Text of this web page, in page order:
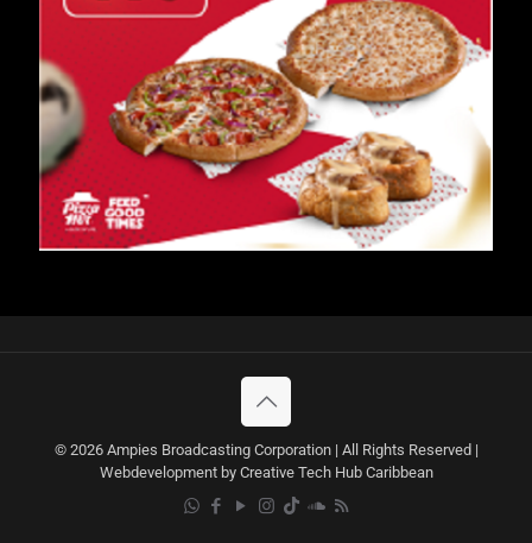
© 2026 Ampies Broadcasting Corporation | All Rights Reserved |
Webdevelopment by Creative Tech Hub Caribbean